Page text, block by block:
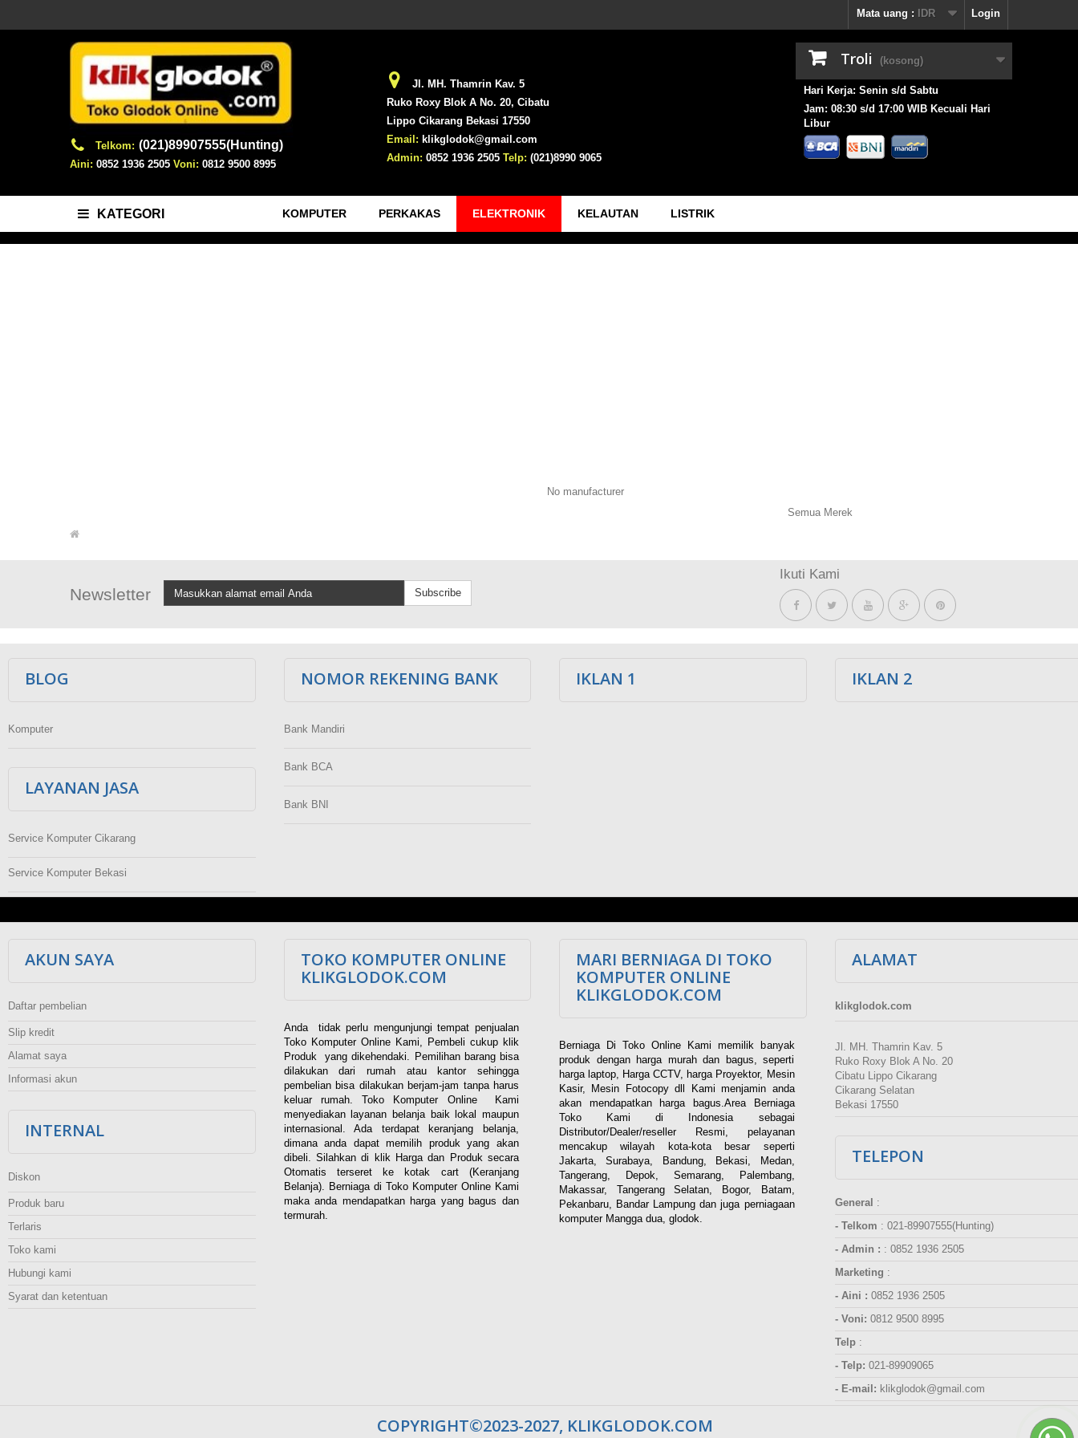
Login
Mata uang : IDR
Telkom: (021)89907555(Hunting)
Aini: 0852 1936 2505 Voni: 0812 9500 8995
Jl. MH. Thamrin Kav. 5
Ruko Roxy Blok A No. 20, Cibatu
Lippo Cikarang Bekasi 17550
Email: klikglodok@gmail.com
Admin: 0852 1936 2505 Telp: (021)8990 9065
Troli (kosong)
Hari Kerja: Senin s/d Sabtu
Jam: 08:30 s/d 17:00 WIB Kecuali Hari
Libur
KATEGORI KOMPUTER PERKAKAS ELEKTRONIK KELAUTAN LISTRIK
No manufacturer
Semua Merek
Newsletter Subscribe
Ikuti Kami
BLOG
Komputer
LAYANAN JASA
Service Komputer Cikarang
Service Komputer Bekasi
NOMOR REKENING BANK
Bank Mandiri
Bank BCA
Bank BNI
IKLAN 1 IKLAN 2
AKUN SAYA
Daftar pembelian
Slip kredit
Alamat saya
Informasi akun
INTERNAL
Diskon
Produk baru
Terlaris
Toko kami
Hubungi kami
Syarat dan ketentuan
TOKO KOMPUTER ONLINE
KLIKGLODOK.COM
Anda tidak perlu mengunjungi tempat penjualan
Toko Komputer Online Kami, Pembeli cukup klik
Produk yang dikehendaki. Pemilihan barang bisa
dilakukan dari rumah atau kantor sehingga
pembelian bisa dilakukan berjam-jam tanpa harus
keluar rumah. Toko Komputer Online Kami
menyediakan layanan belanja baik lokal maupun
internasional. Ada terdapat keranjang belanja,
dimana anda dapat memilih produk yang akan
dibeli. Silahkan di klik Harga dan Produk secara
Otomatis terseret ke kotak cart (Keranjang
Belanja). Berniaga di Toko Komputer Online Kami
maka anda mendapatkan harga yang bagus dan
termurah.
MARI BERNIAGA DI TOKO
KOMPUTER ONLINE
KLIKGLODOK.COM
Berniaga Di Toko Online Kami memilik banyak
produk dengan harga murah dan bagus, seperti
harga laptop, Harga CCTV, harga Proyektor, Mesin
Kasir, Mesin Fotocopy dll Kami menjamin anda
akan mendapatkan harga bagus.Area Berniaga
Toko Kami di Indonesia sebagai
Distributor/Dealer/reseller Resmi, pelayanan
mencakup wilayah kota-kota besar seperti
Jakarta, Surabaya, Bandung, Bekasi, Medan,
Tangerang, Depok, Semarang, Palembang,
Makassar, Tangerang Selatan, Bogor, Batam,
Pekanbaru, Bandar Lampung dan juga perniagaan
komputer Mangga dua, glodok.
ALAMAT
klikglodok.com
Jl. MH. Thamrin Kav. 5
Ruko Roxy Blok A No. 20
Cibatu Lippo Cikarang
Cikarang Selatan
Bekasi 17550
TELEPON
General :
- Telkom : 021-89907555(Hunting)
- Admin : : 0852 1936 2505
Marketing :
- Aini : 0852 1936 2505
- Voni: 0812 9500 8995
Telp:
- Telp: 021-89909065
- E-mail: klikglodok@gmail.com
COPYRIGHT©2023-2027, KLIKGLODOK.COM